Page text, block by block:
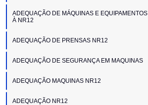
ADEQUAÇÃO DE MÁQUINAS E EQUIPAMENTOS
À NR12
ADEQUAÇÃO DE PRENSAS NR12
ADEQUAÇÃO DE SEGURANÇA EM MAQUINAS
ADEQUAÇÃO MAQUINAS NR12
ADEQUAÇÃO NR12